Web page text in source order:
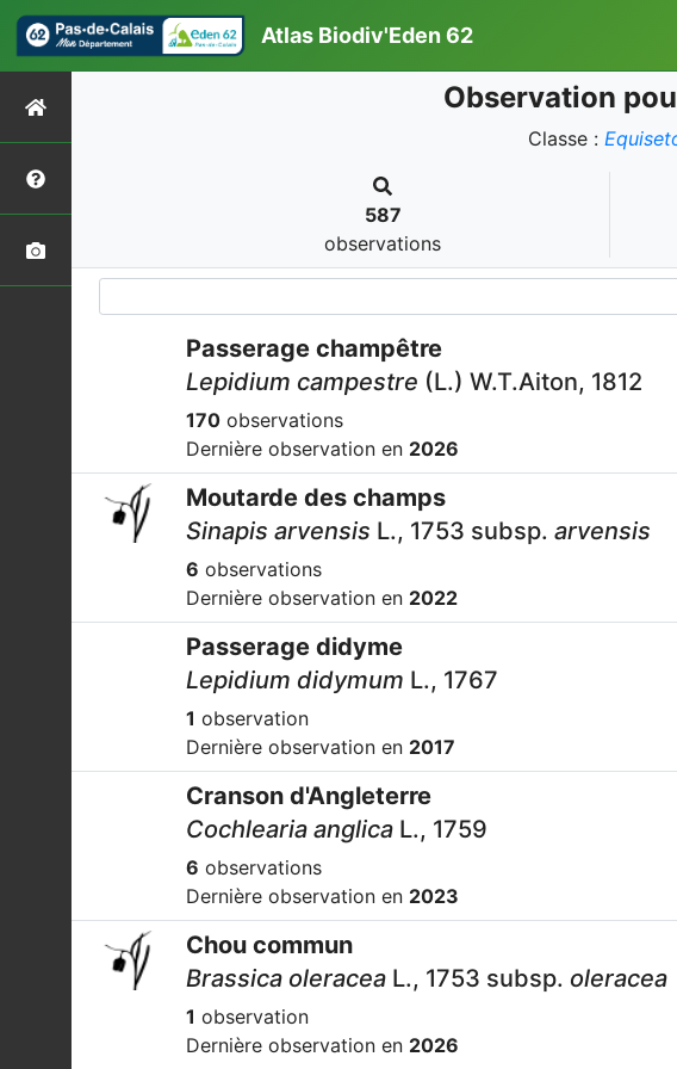
Atlas Biodiv'Eden 62
Observation
Classe :
587
observations
Passerage champêtre
Lepidium campestre (L.) W.T.Aiton, 1812
170 observations
Dernière observation en 2026
Moutarde des champs
Sinapis arvensis L., 1753 subsp. arvensis
6 observations
Dernière observation en 2022
Passerage didyme
Lepidium didymum L., 1767
1 observation
Dernière observation en 2017
Cranson d'Angleterre
Cochlearia anglica L., 1759
6 observations
Dernière observation en 2023
Chou commun
Brassica oleracea L., 1753 subsp. oleracea
1 observation
Dernière observation en 2026